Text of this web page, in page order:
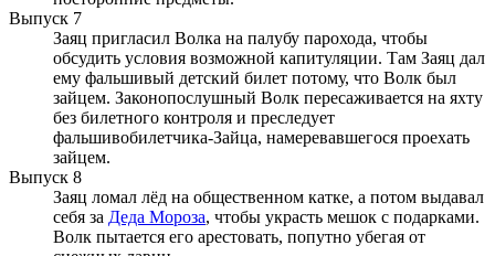
Выпуск 7
Заяц пригласил Волка на палубу парохода, чтобы
обсудить условия возможной капитуляции. Там Заяц дал
ему фальшивый детский билет потому, что Волк был
зайцем. Законопослушный Волк пересаживается на яхту
без билетного контроля и преследует
фальшивобилетчика-Зайца, намеревавшегося проехать
зайцем.
Выпуск 8
Заяц ломал лёд на общественном катке, а потом выдавал
себя за Деда Мороза, чтобы украсть мешок с подарками.
Волк пытается его арестовать, попутно убегая от